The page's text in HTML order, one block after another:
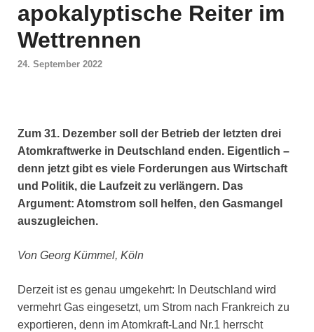
apokalyptische Reiter im
Wettrennen
24. September 2022
Zum 31. Dezember soll der Betrieb der letzten drei
Atomkraftwerke in Deutschland enden. Eigentlich –
denn jetzt gibt es viele Forderungen aus Wirtschaft
und Politik, die Laufzeit zu verlängern. Das
Argument: Atomstrom soll helfen, den Gasmangel
auszugleichen.
Von Georg Kümmel, Köln
Derzeit ist es genau umgekehrt: In Deutschland wird
vermehrt Gas eingesetzt, um Strom nach Frankreich zu
exportieren, denn im Atomkraft-Land Nr.1 herrscht